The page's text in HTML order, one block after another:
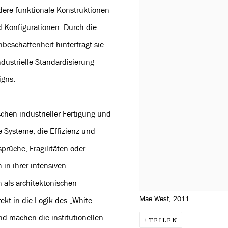
Mae West, 2011
TEILEN
funktionale Konstruktionen
Durch die
hinterfragt sie
Standardisierung
industrieller Fertigung und
die Effizienz und
Fragilitäten oder
in ihrer intensiven
als architektonischen
in die Logik des „White
machen die institutionellen